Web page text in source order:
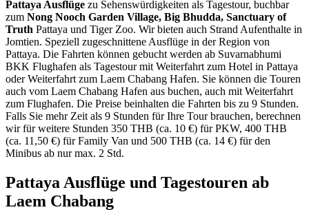
Pattaya Ausflüge zu Sehenswürdigkeiten als Tagestour, buchbar
zum Nong Nooch Garden Village, Big Bhudda, Sanctuary of
Truth Pattaya und Tiger Zoo. Wir bieten auch Strand Aufenthalte in
Jomtien. Speziell zugeschnittene Ausflüge in der Region von
Pattaya. Die Fahrten können gebucht werden ab Suvarnabhumi
BKK Flughafen als Tagestour mit Weiterfahrt zum Hotel in Pattaya
oder Weiterfahrt zum Laem Chabang Hafen. Sie können die Touren
auch vom Laem Chabang Hafen aus buchen, auch mit Weiterfahrt
zum Flughafen. Die Preise beinhalten die Fahrten bis zu 9 Stunden.
Falls Sie mehr Zeit als 9 Stunden für Ihre Tour brauchen, berechnen
wir für weitere Stunden 350 THB (ca. 10 €) für PKW, 400 THB
(ca. 11,50 €) für Family Van und 500 THB (ca. 14 €) für den
Minibus ab nur max. 2 Std.
Pattaya Ausflüge und Tagestouren ab
Laem Chabang